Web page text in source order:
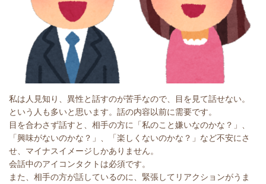
私は人見知り、異性と話すのが苦手なので、目を見て話せない。
という人も多いと思います。話の内容以前に需要です。
目を合わさず話すと、相手の方に「私のこと嫌いなのかな？」、
「興味がないのかな？」、「楽しくないのかな？」など不安にさ
せ、マイナスイメージしかありません。
会話中のアイコンタクトは必須です。
また、相手の方が話しているのに、緊張してリアクションがうま